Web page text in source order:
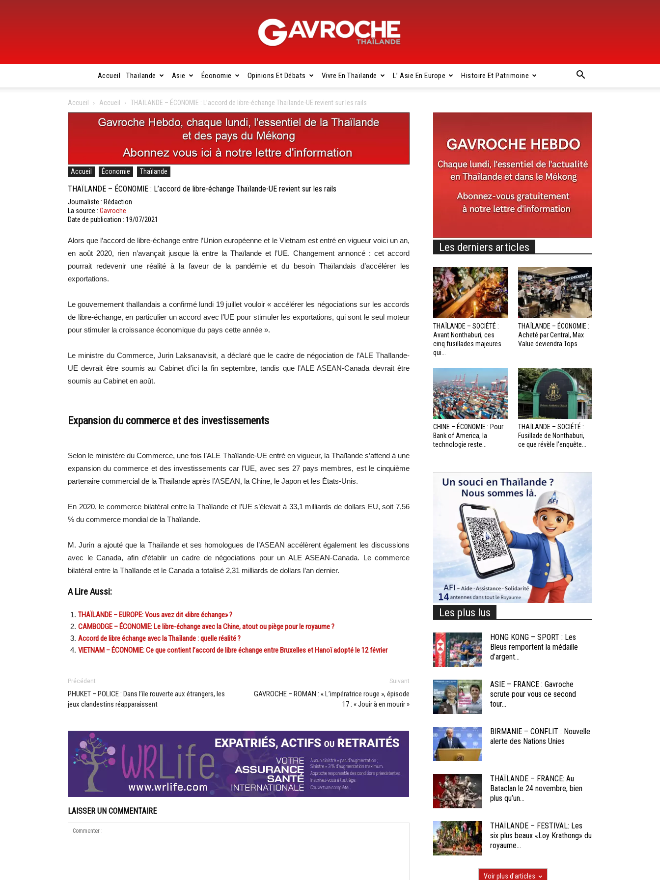
Gavroche
Accueil Thaïlande Asie Économie Opinions Et Débats Vivre En Thaïlande L’ Asie En Europe Histoire Et Patrimoine
Accueil Accueil THAÏLANDE – ÉCONOMIE : L’accord de libre-échange Thaïlande-UE revient sur les rails
Accueil Économie Thaïlande
THAÏLANDE – ÉCONOMIE : L’accord de libre-échange Thaïlande-UE revient sur les rails
Journaliste : Rédaction
La source : Gavroche
Date de publication : 19/07/2021
Alors que l’accord de libre-échange entre l’Union européenne et le Vietnam est entré en vigueur voici un an,
en août 2020, rien n’avançait jusque là entre la Thaïlande et l’UE. Changement annoncé : cet accord
pourrait redevenir une réalité à la faveur de la pandémie et du besoin Thaïlandais d’accélérer les
exportations.
Le gouvernement thaïlandais a confirmé lundi 19 juillet vouloir « accélérer les négociations sur les accords
de libre-échange, en particulier un accord avec l’UE pour stimuler les exportations, qui sont le seul moteur
pour stimuler la croissance économique du pays cette année ».
Le ministre du Commerce, Jurin Laksanavisit, a déclaré que le cadre de négociation de l’ALE Thaïlande-
UE devrait être soumis au Cabinet d’ici la fin septembre, tandis que l’ALE ASEAN-Canada devrait être
soumis au Cabinet en août.
Expansion du commerce et des investissements
Selon le ministère du Commerce, une fois l’ALE Thaïlande-UE entré en vigueur, la Thaïlande s’attend à une
expansion du commerce et des investissements car l’UE, avec ses 27 pays membres, est le cinquième
partenaire commercial de la Thaïlande après l’ASEAN, la Chine, le Japon et les États-Unis.
En 2020, le commerce bilatéral entre la Thaïlande et l’UE s’élevait à 33,1 milliards de dollars EU, soit 7,56
% du commerce mondial de la Thaïlande.
M. Jurin a ajouté que la Thaïlande et ses homologues de l’ASEAN accélèrent également les discussions
avec le Canada, afin d’établir un cadre de négociations pour un ALE ASEAN-Canada. Le commerce
bilatéral entre la Thaïlande et le Canada a totalisé 2,31 milliards de dollars l’an dernier.
A Lire Aussi:
THAÏLANDE – EUROPE: Vous avez dit «libre échange» ?
CAMBODGE – ÉCONOMIE: Le libre-échange avec la Chine, atout ou piège pour le royaume ?
Accord de libre échange avec la Thaïlande : quelle réalité ?
VIETNAM – ÉCONOMIE: Ce que contient l’accord de libre échange entre Bruxelles et Hanoï adopté le 12 février
Précédent
PHUKET – POLICE : Dans l’île rouverte aux étrangers, les
jeux clandestins réapparaissent
Suivant
GAVROCHE – ROMAN : « L’impératrice rouge », épisode
17 : « Jouir à en mourir »
LAISSER UN COMMENTAIRE
Les derniers articles
THAÏLANDE – SOCIÉTÉ :
Avant Nonthaburi, ces
cinq fusillades majeures
qui...
THAÏLANDE – ÉCONOMIE :
Acheté par Central, Max
Value deviendra Tops
CHINE – ÉCONOMIE : Pour
Bank of America, la
technologie reste...
THAÏLANDE – SOCIÉTÉ :
Fusillade de Nonthaburi,
ce que révèle l’enquête...
Les plus lus
HONG KONG – SPORT : Les
Bleus remportent la médaille
d’argent...
ASIE – FRANCE : Gavroche
scrute pour vous ce second
tour...
BIRMANIE – CONFLIT : Nouvelle
alerte des Nations Unies
THAÏLANDE – FRANCE: Au
Bataclan le 24 novembre, bien
plus qu’un...
THAÏLANDE – FESTIVAL: Les
six plus beaux «Loy Krathong» du
royaume...
Voir plus d'articles